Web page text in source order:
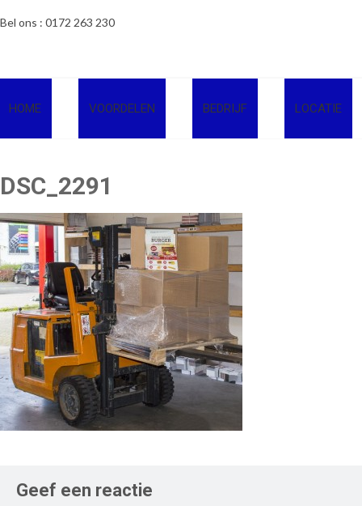
naar
inhoud
Bel ons : 0172 263 230
HOME VOORDELEN BEDRIJF LOCATIE
DSC_2291
Geef een reactie